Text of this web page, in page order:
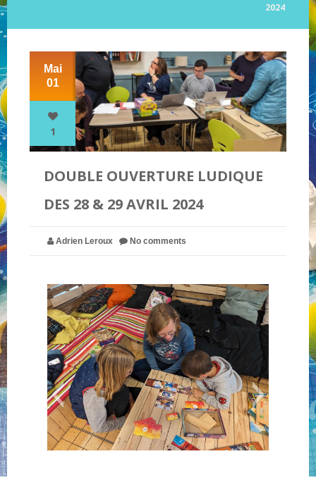
NOS JEUX
NOS PARTENAIRES
QUI SOMMES-NOUS ?
2024
Mai
01
1
DOUBLE OUVERTURE LUDIQUE
DES 28 & 29 AVRIL 2024
Adrien Leroux No comments